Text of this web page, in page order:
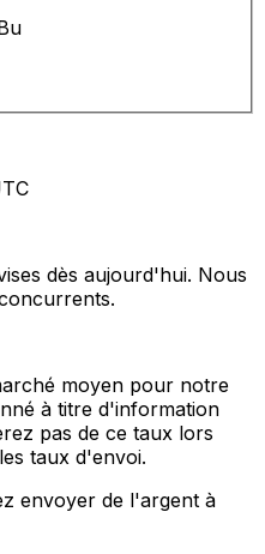
dès aujourd'hui. Nous
moyen pour notre
à titre d'information
pas de ce taux lors
taux d'envoi.
envoyer de l'argent à